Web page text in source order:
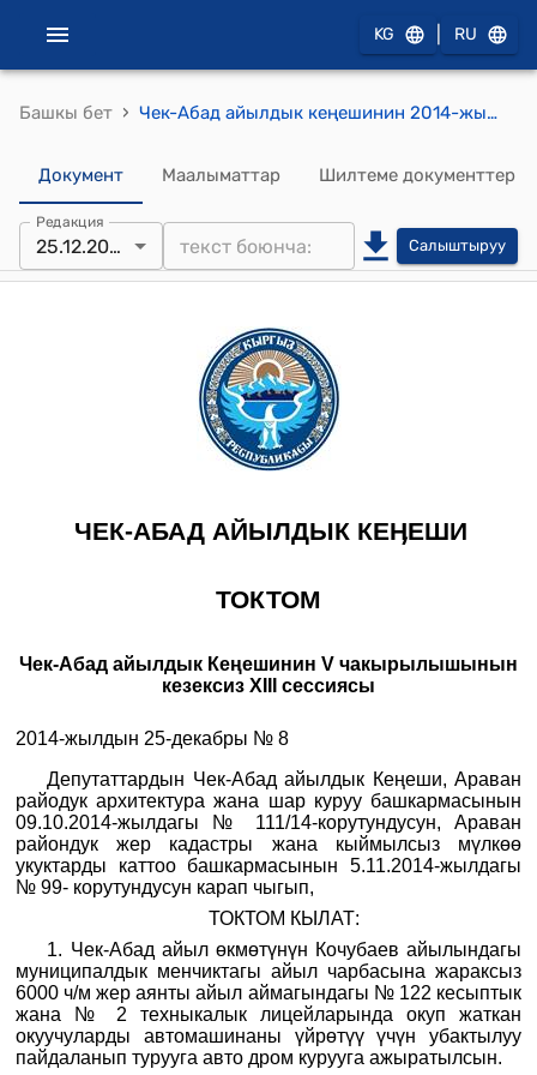
KG RU
Башкы бет › Чек-Абад айылдык кеңешинин 2014-жылдын 25-декабрындагы № 8 (Депутаттардын Чек-Абад айылдык Кеңеши, Араван райодук архитектура жана шар куруу башкармасынын 09.10.2014-жылдагы № 111/14-корутундусун, Араван райондук жер кадастры жана кыймылсыз мүлкөө укуктарды каттоо башкармасынын 5.11.2014-жылдагы № 99- корутундусун карап чыгуу жөнүндө) токтому
Документ Маалыматтар Шилтеме документтер
Редакция
25.12.2014 Салыштыруу